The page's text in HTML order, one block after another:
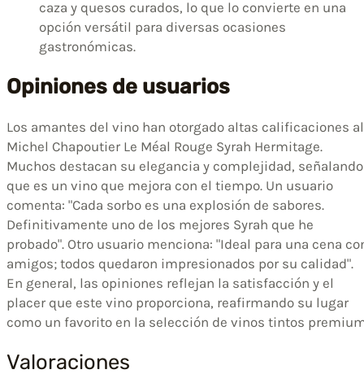
caza y quesos curados, lo que lo convierte en una
opción versátil para diversas ocasiones
gastronómicas.
Opiniones de usuarios
Los amantes del vino han otorgado altas calificaciones al
Michel Chapoutier Le Méal Rouge Syrah Hermitage.
Muchos destacan su elegancia y complejidad, señalando
que es un vino que mejora con el tiempo. Un usuario
comenta: "Cada sorbo es una explosión de sabores.
Definitivamente uno de los mejores Syrah que he
probado". Otro usuario menciona: "Ideal para una cena
amigos; todos quedaron impresionados por su calidad".
En general, las opiniones reflejan la satisfacción y el
placer que este vino proporciona, reafirmando su lugar
como un favorito en la selección de vinos tintos
Valoraciones